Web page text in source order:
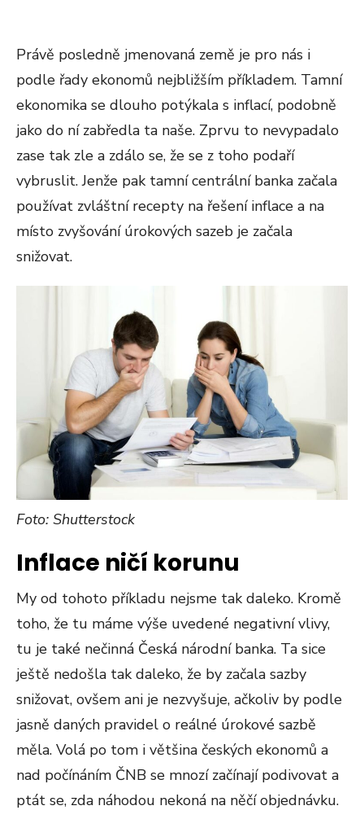
Právě posledně jmenovaná země je pro nás i
podle řady ekonomů nejbližším příkladem. Tamní
ekonomika se dlouho potýkala s inflací, podobně
jako do ní zabředla ta naše. Zprvu to nevypadalo
zase tak zle a zdálo se, že se z toho podaří
vybruslit. Jenže pak tamní centrální banka začala
používat zvláštní recepty na řešení inflace a na
místo zvyšování úrokových sazeb je začala
snižovat.
Foto: Shutterstock
Inflace ničí korunu
My od tohoto příkladu nejsme tak daleko. Kromě
toho, že tu máme výše uvedené negativní vlivy,
tu je také nečinná Česká národní banka. Ta sice
ještě nedošla tak daleko, že by začala sazby
snižovat, ovšem ani je nezvyšuje, ačkoliv by podle
jasně daných pravidel o reálné úrokové sazbě
měla. Volá po tom i většina českých ekonomů a
nad počínáním ČNB se mnozí začínají podivovat a
ptát se, zda náhodou nekoná na něčí objednávku.